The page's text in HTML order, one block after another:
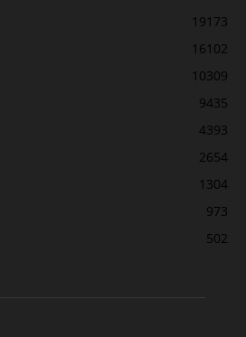
19173
16102
10309
9435
4393
2654
1304
973
502